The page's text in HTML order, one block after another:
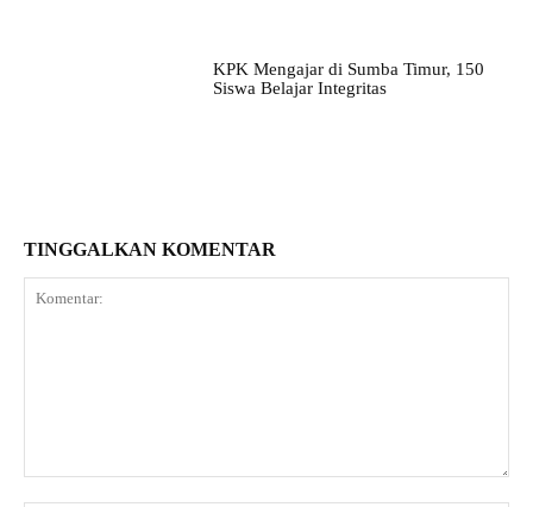
KPK Mengajar di Sumba Timur, 150
Siswa Belajar Integritas
TINGGALKAN KOMENTAR